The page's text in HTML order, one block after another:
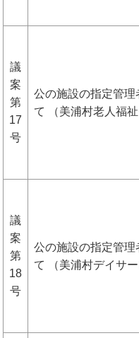
議
案
第
17
号
公の施設の指定管理
て （美浦村老人福祉
議
案
第
18
号
公の施設の指定管理
て （美浦村デイサ